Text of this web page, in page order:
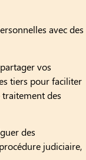
avec des
vos
tiers pour faciliter
des
des
judiciaire,